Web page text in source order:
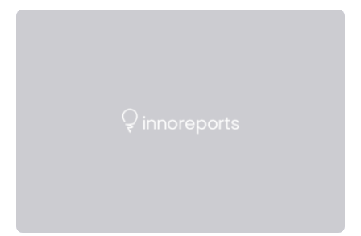
Foundation, des BIAL Award in Biomedicine ist in